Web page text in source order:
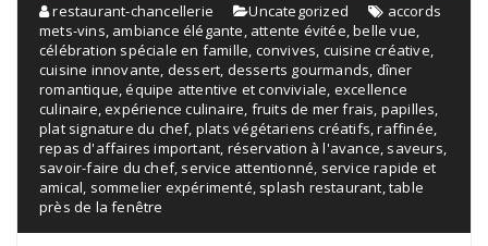
restaurant-chancellerie Uncategorized
accords
mets-vins, ambiance élégante, attente évitée,belle vue,
célébration spéciale en famille, convives, cuisine créative,
cuisine innovante, dessert, desserts gourmands, dîner
romantique,équipe attentive et conviviale, excellence
culinaire,expérience culinaire, fruits de mer frais, papilles,
plat signature du chef, plats végétariens créatifs,raffinée,
repas d'affaires important, réservation à l'avance, saveurs,
savoir-faire du chef, service attentionné, service rapide et
amical, sommelier expérimenté, splash restaurant,table
près de la fenêtre